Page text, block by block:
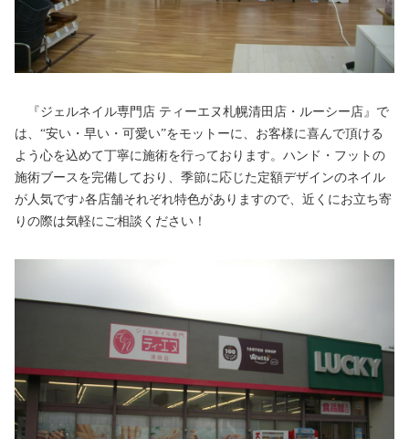
『ジェルネイル専門店 ティーエヌ札幌清田店・ルーシー店』で
は、“安い・早い・可愛い”をモットーに、お客様に喜んで頂ける
よう心を込めて丁寧に施術を行っております。ハンド・フットの
施術ブースを完備しており、季節に応じた定額デザインのネイル
が人気です♪各店舗それぞれ特色がありますので、近くにお立ち寄
りの際は気軽にご相談ください！